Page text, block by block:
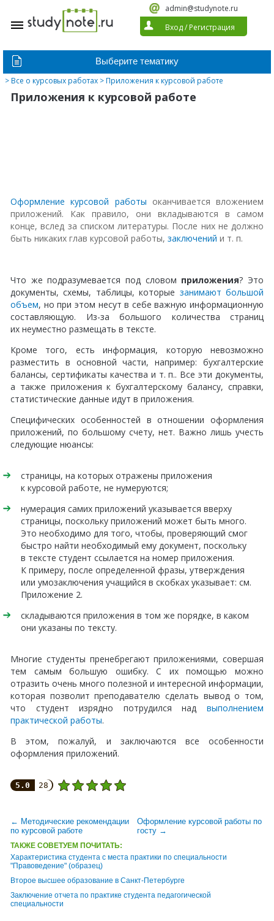
admin@studynote.ru
Вход/ Регистрация
>Все о курсовых работах > Приложения к курсовой работе
Приложения к курсовой работе
Оформление курсовой работы оканчивается вложением
приложений. Как правило, они вкладываются в самом
конце, вслед за списком литературы. После них не должно
быть никаких глав курсовой работы, заключений и т. п.
Что же подразумевается под словом приложения? Это
документы, схемы, таблицы, которые занимают большой
объем, но при этом несут в себе важную информационную
составляющую. Из-за большого количества страниц
их неуместно размещать в тексте.
Кроме того, есть информация, которую невозможно
разместить в основной части, например: бухгалтерские
балансы, сертификаты качества и т. п.. Все эти документы,
а также приложения к бухгалтерскому балансу, справки,
статистические данные идут в приложения.
Специфических особенностей в отношении оформления
приложений, по большому счету, нет. Важно лишь учесть
следующие нюансы:
страницы, на которых отражены приложения
к курсовой работе, не нумеруются;
нумерация самих приложений указывается вверху
страницы, поскольку приложений может быть много.
Это необходимо для того, чтобы, проверяющий смог
быстро найти необходимый ему документ, поскольку
в тексте студент ссылается на номер приложения.
К примеру, после определенной фразы, утверждения
или умозаключения учащийся в скобках указывает: см.
Приложение 2.
складываются приложения в том же порядке, в каком
они указаны по тексту.
Многие студенты пренебрегают приложениями, совершая
тем самым большую ошибку. С их помощью можно
отразить очень много полезной и интересной информации,
которая позволит преподавателю сделать вывод о том,
что студент изрядно потрудился над выполнением
практической работы.
В этом, пожалуй, и заключаются все особенности
оформления приложений.
5.0 28
← Методические рекомендации
по курсовой работе
Оформление курсовой работы по
госту →
ТАКЖЕ СОВЕТУЕМ ПОЧИТАТЬ:
Характеристика студента с места практики по специальности
"Правоведение" (образец)
Второе высшее образование в Санкт-Петербурге
Заключение отчета по практике студента педагогической
специальности